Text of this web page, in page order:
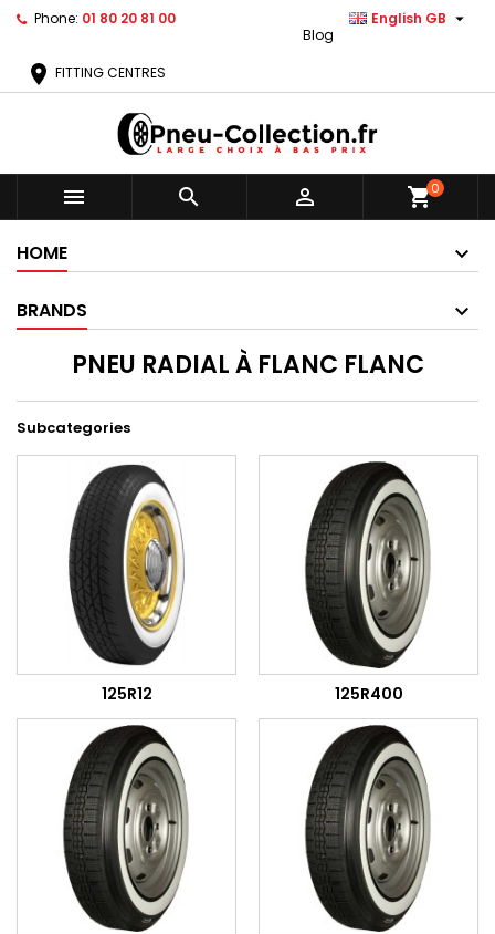
Phone: 01 80 20 81 00 English GB 
Blog
location_on FITTING CENTRES
   shopping_cart0
HOME
BRANDS
PNEU RADIAL À FLANC FLANC
Subcategories
125R12 125R400